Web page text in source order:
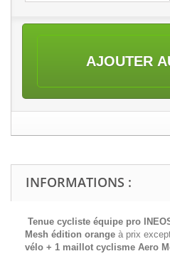
AJOUTER
INFORMATIONS :
Tenue cycliste équipe pro
Mesh édition orange à prix
vélo + 1 maillot cyclisme Aero